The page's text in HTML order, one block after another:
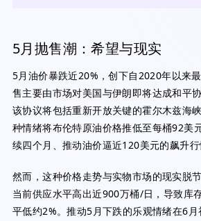
5月抛售潮：希望与现实
5月油价暴跌近20%，创下自2020年以来
售主要由市场对美国与伊朗即将达成和平
该协议将包括重新开放关键的霍尔木兹海
种情绪将布伦特原油价格推低至每桶92美
续四个月、推动油价逼近120美元的飙升行
然而，这种价格走势与实物市场的现实脱
当前供应水平高出近900万桶/日，导致库
平低约2%。推动5月下跌的乐观情绪在6